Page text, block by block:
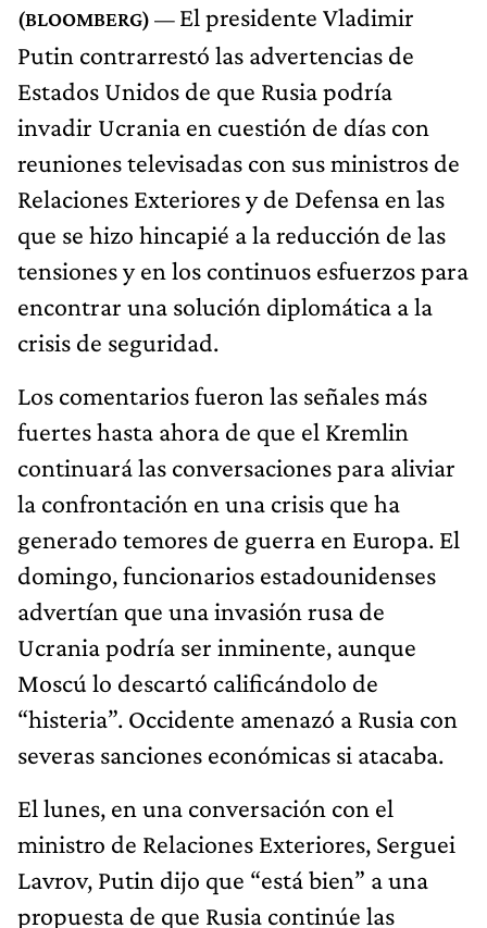
El presidente Vladimir
Putin contrarrestó las advertencias de
Estados Unidos de que Rusia podría
invadir Ucrania en cuestión de días con
reuniones televisadas con sus ministros de
Relaciones Exteriores y de Defensa en las
que se hizo hincapié a la reducción de las
tensiones y en los continuos esfuerzos para
encontrar una solución diplomática a la
crisis de seguridad.
Los comentarios fueron las señales más
fuertes hasta ahora de que el Kremlin
continuará las conversaciones para aliviar
la confrontación en una crisis que ha
generado temores de guerra en Europa. El
domingo, funcionarios estadounidenses
advertían que una invasión rusa de
Ucrania podría ser inminente, aunque
Moscú lo descartó calificándolo de
“histeria”. Occidente amenazó a Rusia con
severas sanciones económicas si atacaba.
El lunes, en una conversación con el
ministro de Relaciones Exteriores, Serguei
Lavrov, Putin dijo que “está bien” a una
propuesta de que Rusia continúe las